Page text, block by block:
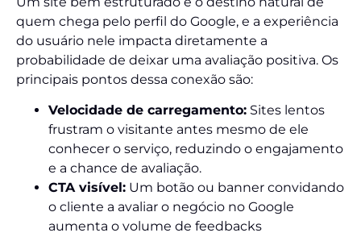
quem chega pelo perfil do Google, e a experiência
do usuário nele impacta diretamente a
probabilidade de deixar uma avaliação positiva. Os
principais pontos dessa conexão são:
Velocidade de carregamento: Sites lentos
frustram o visitante antes mesmo de ele
conhecer o serviço, reduzindo o engajamento
e a chance de avaliação.
CTA visível: Um botão ou banner convidando
o cliente a avaliar o negócio no Google
aumenta o volume de feedbacks